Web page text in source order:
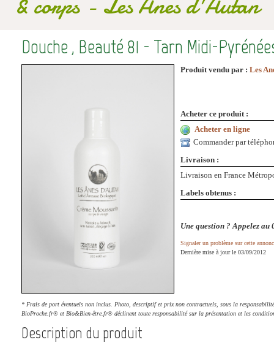
Douche , Beauté 81 - Tarn Midi-
Produit vendu par : Les
Acheter ce produit :
Acheter en ligne
Commander par
Livraison :
Livraison en France
Labels obtenus :
Une question ? Appelez au
Signaler un problème sur cette
Dernière mise à jour le 03/09/2012
* Frais de port éventuels non inclus. Photo, descriptif et prix non contractuels, sous la
BioProche.fr® et Bio&Bien-être.fr® déclinent toute responsabilité sur la présentation et les
Description du produit